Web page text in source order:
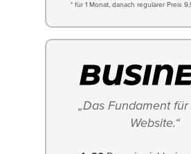
* für 1 Monat, danach regulärer Preis
„Das Fundament
Website.“